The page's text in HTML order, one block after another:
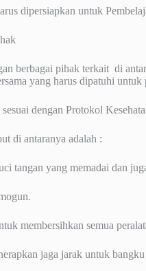
dipersiapkan untuk
berbagai pihak terkait di
yang harus dipatuhi
dengan Protokol
di antaranya adalah :
tangan yang memadai dan
membersihkan semua
jaga jarak untuk